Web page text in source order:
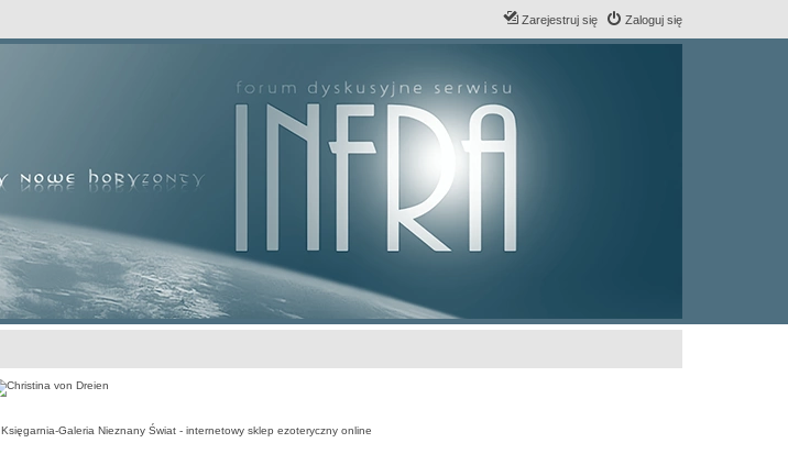
Zaloguj się
Zarejestruj się
Księgarnia-Galeria Nieznany Świat - internetowy sklep ezoteryczny online